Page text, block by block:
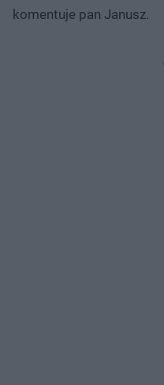
komentuje pan Janusz.